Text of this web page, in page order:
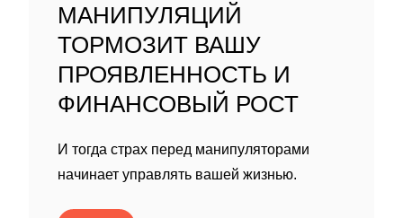
МАНИПУЛЯЦИЙ
ТОРМОЗИТ ВАШУ
ПРОЯВЛЕННОСТЬ И
ФИНАНСОВЫЙ РОСТ
И тогда страх перед манипуляторами
начинает управлять вашей жизнью.